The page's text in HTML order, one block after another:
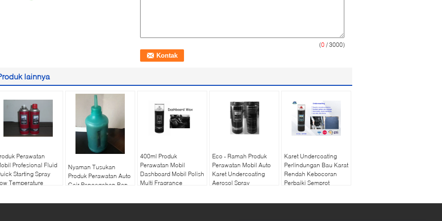
(0 / 3000)
lainnya
Perawatan
Profesional Fluid
Starting Spray
Temperature
Nyaman Tusukan
Produk Perawatan Auto
Cair Pencegahan Ban
400ml Produk
Perawatan Mobil
Dashboard Mobil Polish
Multi Fragrance
Eco - Ramah Produk
Perawatan Mobil Auto
Karet Undercoating
Aerosol Spray
Karet Undercoating
Perlindungan Bau Karat
Rendah Kebocoran
Perbaiki Semprot